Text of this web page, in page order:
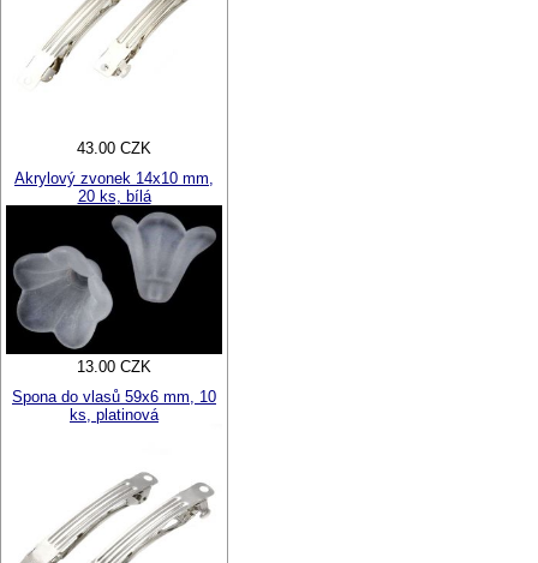
43.00 CZK
Akrylový zvonek 14x10 mm,
20 ks, bílá
13.00 CZK
Spona do vlasů 59x6 mm, 10
ks, platinová